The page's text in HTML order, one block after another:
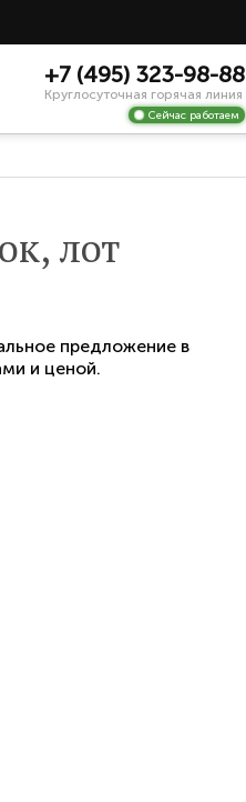
+7 (495) 323-98-88
Круглосуточная горячая линия
Сейчас работаем
лот
предложение в
и ценой.